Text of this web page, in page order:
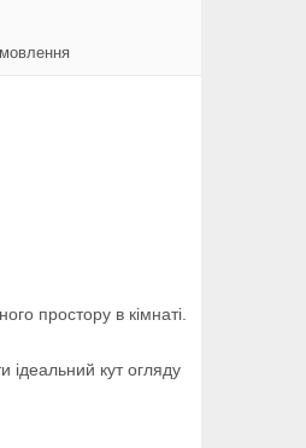
простору в кімнаті.
ідеальний кут огляду